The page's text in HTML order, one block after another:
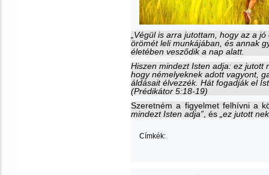
„Végül is arra jutottam, hogy az a
örömét leli munkájában, és annak
életében vesződik a nap alatt.
Hiszen mindezt Isten adja: ez jutott
hogy némelyeknek adott vagyont,
áldásait élvezzék. Hát fogadják el
(Prédikátor 5:18-19)
Szeretném a figyelmet felhívni a
mindezt Isten adja” , és „ez jutott
Címkék: